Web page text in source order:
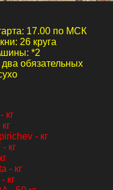
17.00 по МСК
26 круга
*2
два обязательных
кг
- кг
кг
- кг
кг